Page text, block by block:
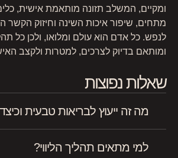
ומקיים, המשלב תזונה מותאמת אישית,
מתחים, שיפור איכות השינה וחיזוק הקשר
לנפש. כל אדם הוא עולם ומלואו, ולכן כל
ומותאם בדיוק לצרכים, למטרות ולקצב
שאלות נפוצות
מה זה ייעוץ לבריאות טבעית
למי מתאים תהליך הליווי?